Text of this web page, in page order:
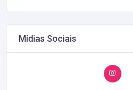
Mídias Sociais